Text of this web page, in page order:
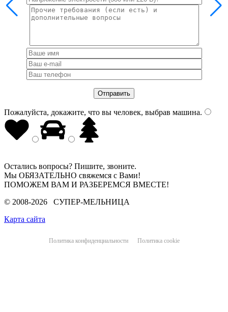
Пожалуйста, докажите, что вы человек, выбрав машина.
Остались вопросы? Пишите, звоните.
Мы ОБЯЗАТЕЛЬНО свяжемся с Вами!
ПОМОЖЕМ ВАМ И РАЗБЕРЕМСЯ ВМЕСТЕ!
© 2008-2026 СУПЕР-МЕЛЬНИЦА
Карта сайта
Политика конфиденциальности Политика cookie